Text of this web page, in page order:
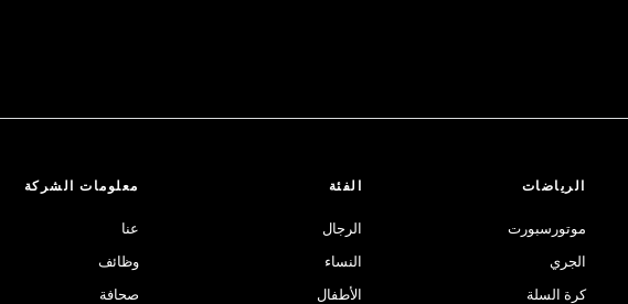
الرياضات
موتورسبورت
الجري
كرة السلة
الفئة
الرجال
النساء
الأطفال
معلومات الشركة
عنا
وظائف
صحافة